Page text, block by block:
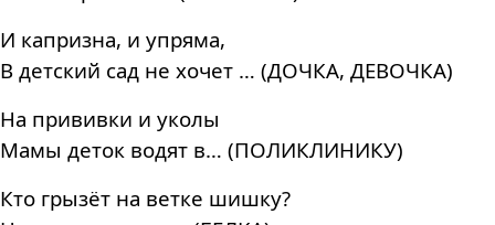
И капризна, и упряма,
В детский сад не хочет … (ДОЧКА, ДЕВОЧКА)
На прививки и уколы
Мамы деток водят в… (ПОЛИКЛИНИКУ)
Кто грызёт на ветке шишку?